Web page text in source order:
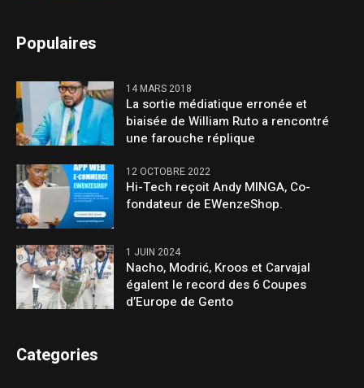
Populaires
14 MARS 2018
La sortie médiatique erronée et
biaisée de William Ruto a rencontré
une farouche réplique
12 OCTOBRE 2022
Hi-Tech reçoit Andy MINGA, Co-
fondateur de EWenzeShop.
1 JUIN 2024
Nacho, Modrić, Kroos et Carvajal
égalent le record des 6 Coupes
d’Europe de Gento
Categories